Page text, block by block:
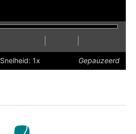
Verberg
ondertiteling
SnellerLangzamer
naar
volledig
Snelheid: 1x Gepauzeerd